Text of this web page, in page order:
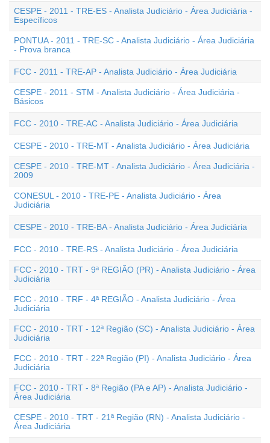
CESPE - 2011 - TRE-ES - Analista Judiciário - Área Judiciária -
Específicos
PONTUA - 2011 - TRE-SC - Analista Judiciário - Área Judiciária
- Prova branca
FCC - 2011 - TRE-AP - Analista Judiciário - Área Judiciária
CESPE - 2011 - STM - Analista Judiciário - Área Judiciária -
Básicos
FCC - 2010 - TRE-AC - Analista Judiciário - Área Judiciária
CESPE - 2010 - TRE-MT - Analista Judiciário - Área Judiciária
CESPE - 2010 - TRE-MT - Analista Judiciário - Área Judiciária -
2009
CONESUL - 2010 - TRE-PE - Analista Judiciário - Área
Judiciária
CESPE - 2010 - TRE-BA - Analista Judiciário - Área Judiciária
FCC - 2010 - TRE-RS - Analista Judiciário - Área Judiciária
FCC - 2010 - TRT - 9ª REGIÃO (PR) - Analista Judiciário - Área
Judiciária
FCC - 2010 - TRF - 4ª REGIÃO - Analista Judiciário - Área
Judiciária
FCC - 2010 - TRT - 12ª Região (SC) - Analista Judiciário - Área
Judiciária
FCC - 2010 - TRT - 22ª Região (PI) - Analista Judiciário - Área
Judiciária
FCC - 2010 - TRT - 8ª Região (PA e AP) - Analista Judiciário -
Área Judiciária
CESPE - 2010 - TRT - 21ª Região (RN) - Analista Judiciário -
Área Judiciária